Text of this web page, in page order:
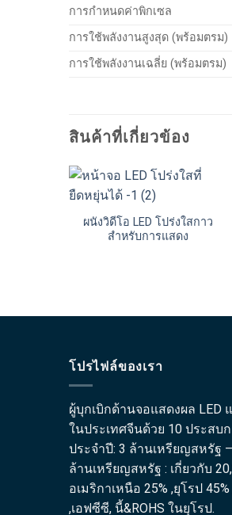
การกำหนดค่าพิกเซล
การใช้พลังงานสูงสุด (พร้อมตรม)
การใช้พลังงานเฉลี่ย (พร้อมตรม)
สินค้าที่เกี่ยวข้อง
ผนังวิดีโอ LED โปร่งใสกาว
สำหรับการแสดง
โปรไฟล์ของเรา
ผู้บุกเบิกด้านจอแสดงผล LED
ในประเทศจีนด้วย 10 ประสบ
ประจำปี: 3 ล้านเหรียญสหรัฐ
ล้านเหรียญสหรัฐ : เกี่ยวกับ
อเมริกาเหนือ 25% ,ยุโรป
,เอฟซีซี, นี้&ROHS ในยุโรป.